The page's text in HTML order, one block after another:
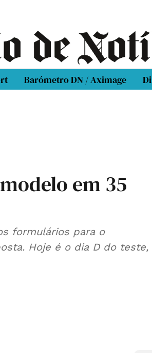
Barómetro DN / Aximage
em 35
formulários para o
Hoje é o dia D do teste,